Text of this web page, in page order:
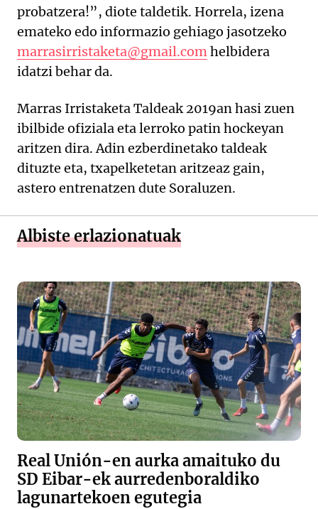
probatzera!”, diote taldetik. Horrela, izena
emateko edo informazio gehiago jasotzeko
marrasirristaketa@gmail.comhelbidera
idatzi behar da.
Marras Irristaketa Taldeak 2019an hasi zuen
ibilbide ofiziala eta lerroko patin hockeyan
aritzen dira. Adin ezberdinetako taldeak
dituzte eta, txapelketetan aritzeaz gain,
astero entrenatzen dute Soraluzen.
Albiste erlazionatuak
Real Unión-en aurka amaituko du
SD Eibar-ek aurredenboraldiko
lagunartekoen egutegia